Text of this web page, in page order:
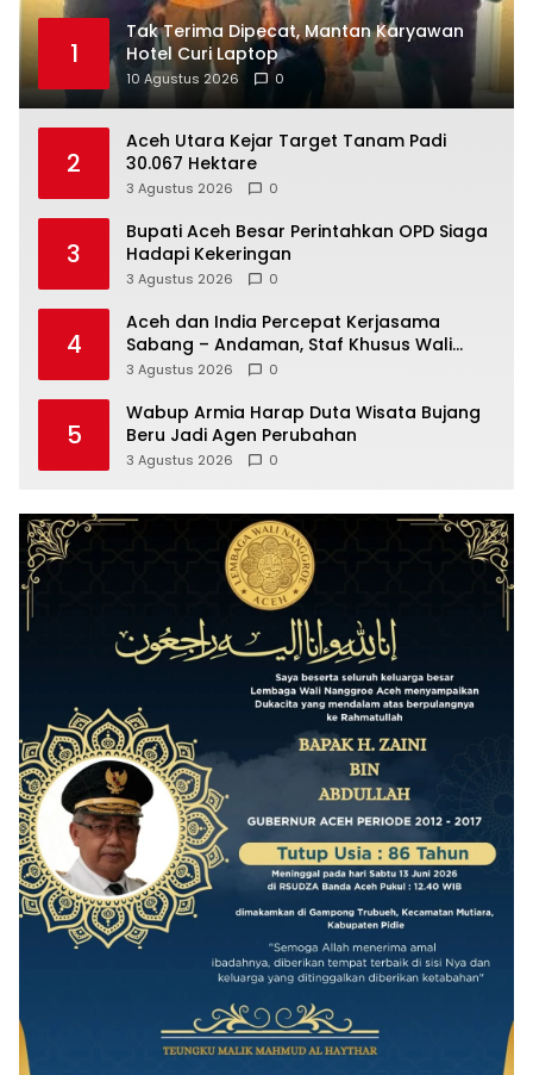
1
Tak Terima Dipecat, Mantan Karyawan
Hotel Curi Laptop
10 Agustus 2026 0
2
Aceh Utara Kejar Target Tanam Padi
30.067 Hektare
3 Agustus 2026 0
3
Bupati Aceh Besar Perintahkan OPD Siaga
Hadapi Kekeringan
3 Agustus 2026 0
4
Aceh dan India Percepat Kerjasama
Sabang – Andaman, Staf Khusus Wali
Nanggroe Bahas Penguatan Kerja Sama
3 Agustus 2026 0
5
Wabup Armia Harap Duta Wisata Bujang
Beru Jadi Agen Perubahan
3 Agustus 2026 0